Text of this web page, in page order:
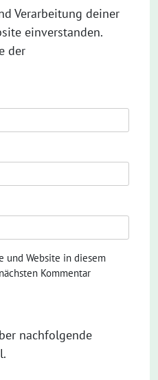
Verarbeitung deiner
einverstanden.
der
und Website in diesem
Kommentar
nachfolgende